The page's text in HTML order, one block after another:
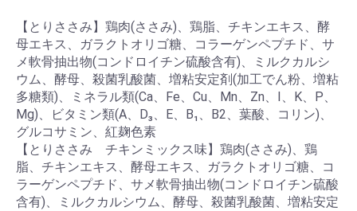
【とりささみ】鶏肉(ささみ)、鶏脂、チキンエキス、酵
母エキス、ガラクトオリゴ糖、コラーゲンペプチド、サ
メ軟骨抽出物(コンドロイチン硫酸含有)、ミルクカルシ
ウム、酵母、殺菌乳酸菌、増粘安定剤(加工でん粉、増粘
多糖類)、ミネラル類(Ca、Fe、Cu、Mn、Zn、I、K、P、
Mg)、ビタミン類(A、D₃、E、B₁、B2、葉酸、コリン)、
グルコサミン、紅麹色素
【とりささみ チキンミックス味】鶏肉(ささみ)、鶏
脂、チキンエキス、酵母エキス、ガラクトオリゴ糖、コ
ラーゲンペプチド、サメ軟骨抽出物(コンドロイチン硫酸
含有)、ミルクカルシウム、酵母、殺菌乳酸菌、増粘安定